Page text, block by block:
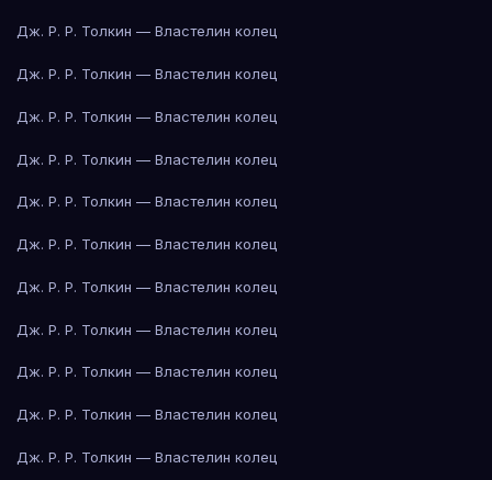
Дж. Р. Р. Толкин — Властелин колец
Дж. Р. Р. Толкин — Властелин колец
Дж. Р. Р. Толкин — Властелин колец
Дж. Р. Р. Толкин — Властелин колец
Дж. Р. Р. Толкин — Властелин колец
Дж. Р. Р. Толкин — Властелин колец
Дж. Р. Р. Толкин — Властелин колец
Дж. Р. Р. Толкин — Властелин колец
Дж. Р. Р. Толкин — Властелин колец
Дж. Р. Р. Толкин — Властелин колец
Дж. Р. Р. Толкин — Властелин колец